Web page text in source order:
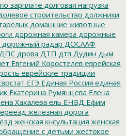
зарплате долговая нагрузка
строительство должники
домашние животные
дорожная камера дорожные
дорожный радар ДОСААФ
ДПС дрова ДТП дтп Дудин дым
Евгений Коростелев еврейская
еврейские традиции
ЕГЭ Единая Россия единая
Екатерина Румянцева Елена
Хахалева ель ЕНВД Ефим
железная дорога
женская кнсультация женская
с детьми жестокое